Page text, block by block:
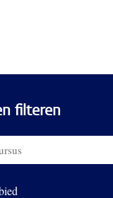
filteren